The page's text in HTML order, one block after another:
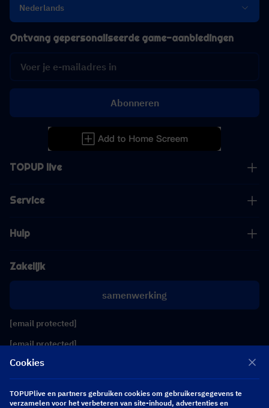
Nederlands
TOPUP live
Service
Hulp
Zakelijk
samenwerking
[email protected]
[email protected]
Ontvang gepersonaliseerde game-aanbiedingen
Abonneren
Volg ons
Cookies
TOPUPlive en partners gebruiken cookies om gebruikersgegevens te
verzamelen voor het verbeteren van site-inhoud, advertenties en